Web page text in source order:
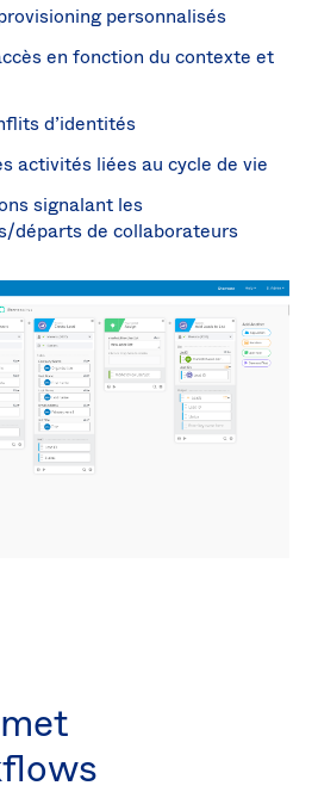
personnalisés
en fonction du contexte et
d’identités
activités liées au cycle de vie
signalant les
départs de collaborateurs